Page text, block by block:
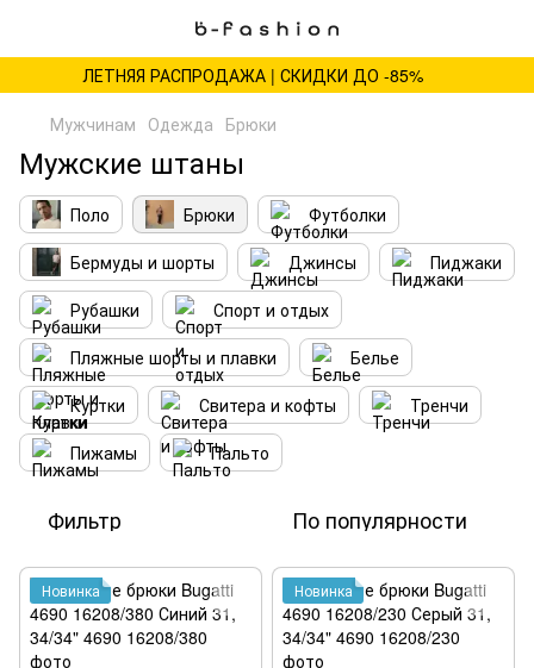
ЛЕТНЯЯ РАСПРОДАЖА | СКИДКИ ДО -85%
Мужчинам Одежда Брюки
Мужские штаны
Поло Брюки
Футболки
Бермуды и шорты
Джинсы
Пиджаки
Рубашки
Спорт и отдых
Пляжные шорты и плавки
Белье
Куртки
Свитера и кофты
Тренчи
Пижамы
Пальто
Фильтр По популярности
Новинка Новинка